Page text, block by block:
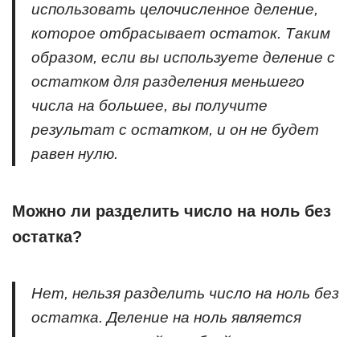
использовать целочисленное деление,
которое отбрасывает остаток. Таким
образом, если вы используете деление с
остатком для разделения меньшего
числа на большее, вы получите
результат с остатком, и он не будет
равен нулю.
Можно ли разделить число на ноль без
остатка?
Нет, нельзя разделить число на ноль без
остатка. Деление на ноль является